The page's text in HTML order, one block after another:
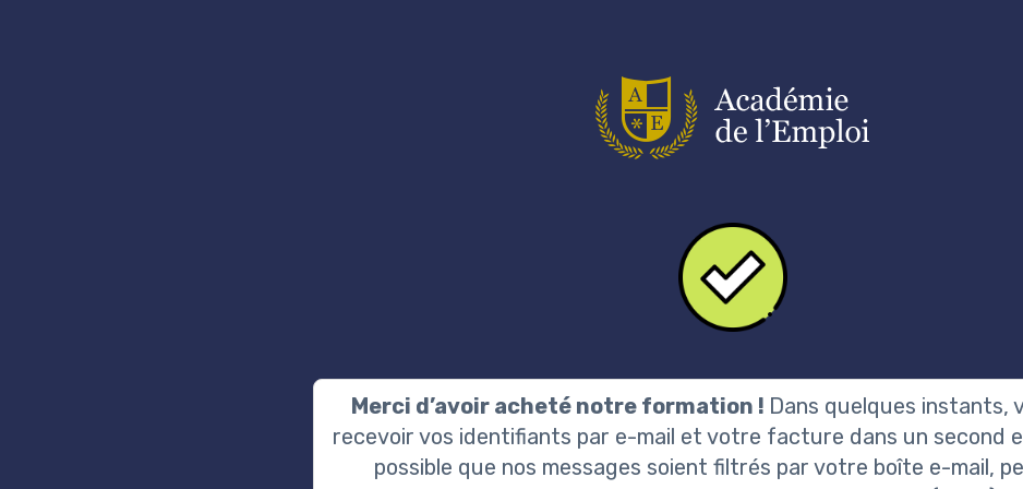
Merci d’avoir acheté notre formation ! Dans quelques instants,
recevoir vos identifiants par e-mail et votre facture dans un second
possible que nos messages soient filtrés par votre boîte e-mail,